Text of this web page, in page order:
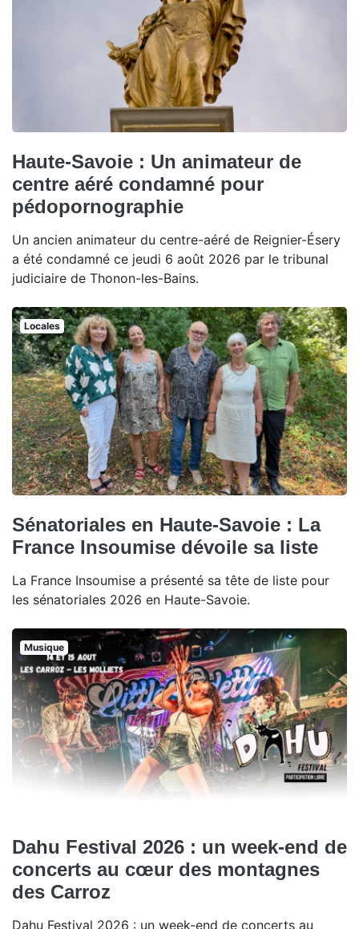
Haute-Savoie : Un animateur de
centre aéré condamné pour
pédopornographie
Un ancien animateur du centre-aéré de Reignier-Ésery
a été condamné ce jeudi 6 août 2026 par le tribunal
judiciaire de Thonon-les-Bains.
Locales
Sénatoriales en Haute-Savoie : La
France Insoumise dévoile sa liste
La France Insoumise a présenté sa tête de liste pour
les sénatoriales 2026 en Haute-Savoie.
Musique
Dahu Festival 2026 : un week-end de
concerts au cœur des montagnes
des Carroz
Dahu Festival 2026 : un week-end de concerts au